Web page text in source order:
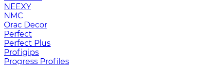
NEEXY
NMC
Orac Decor
Perfect
Perfect Plus
Profigips
Progress Profiles